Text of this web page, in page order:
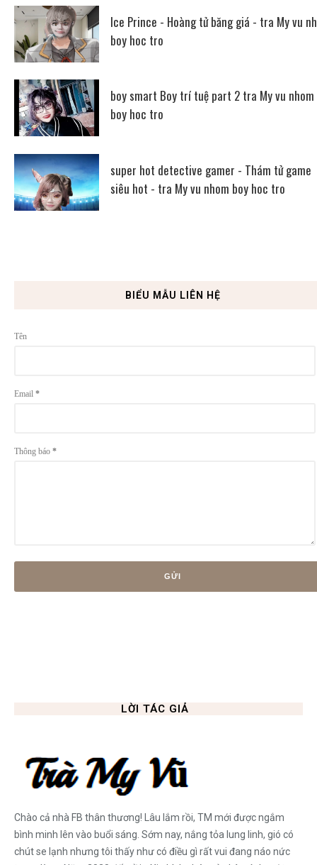
Ice Prince - Hoàng tử băng giá - tra My vu
boy hoc tro
boy smart Boy trí tuệ part 2 tra My vu nhom
boy hoc tro
super hot detective gamer - Thám tử game
siêu hot - tra My vu nhom boy hoc tro
BIỂU MẪU LIÊN HỆ
Tên
Email *
Thông báo *
LỜI TÁC GIẢ
Chào cả nhà FB thân thương! Lâu lắm rồi, TM mới được ngắm
bình minh lên vào buổi sáng. Sớm nay, nắng tỏa lung linh, gió có
chút se lạnh nhưng tôi thấy như có điều gì rất vui đang náo nức